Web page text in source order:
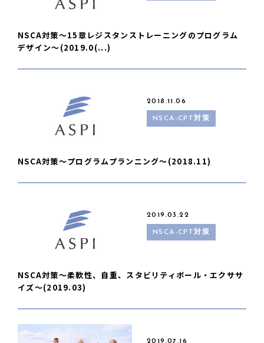
NSCA対策〜15章レジスタンストレーニングのプログラム
デザイン〜(2019.0(...)
2018.11.06
NSCA-CPT対策
NSCA対策〜プログラムプランニング〜(2018.11)
2019.03.22
NSCA-CPT対策
NSCA対策〜柔軟性、自重、スタビリティボール・エクササ
イズ〜(2019.03)
2019.07.16